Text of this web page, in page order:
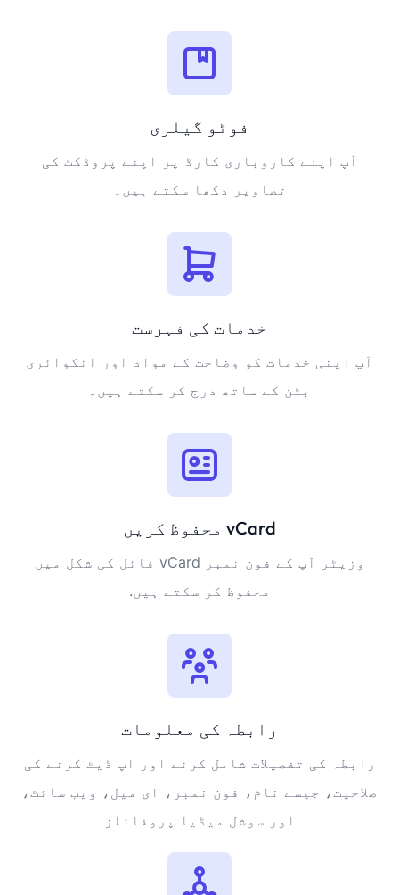
فوٹو گیلری
آپ اپنے کاروباری کارڈ پر اپنے پروڈکٹ کی
تصاویر دکھا سکتے ہیں۔
خدمات کی فہرست
آپ اپنی خدمات کو وضاحت کے مواد اور انکوائری
بٹن کے ساتھ درج کر سکتے ہیں۔
vCard محفوظ کریں
وزیٹر آپ کے فون نمبر vCard فائل کی شکل میں
محفوظ کر سکتے ہیں.
رابطہ کی معلومات
رابطہ کی تفصیلات شامل کرنے اور اپ ڈیٹ کرنے کی
صلاحیت، جیسے نام، فون نمبر، ای میل، ویب سائٹ،
اور سوشل میڈیا پروفائلز